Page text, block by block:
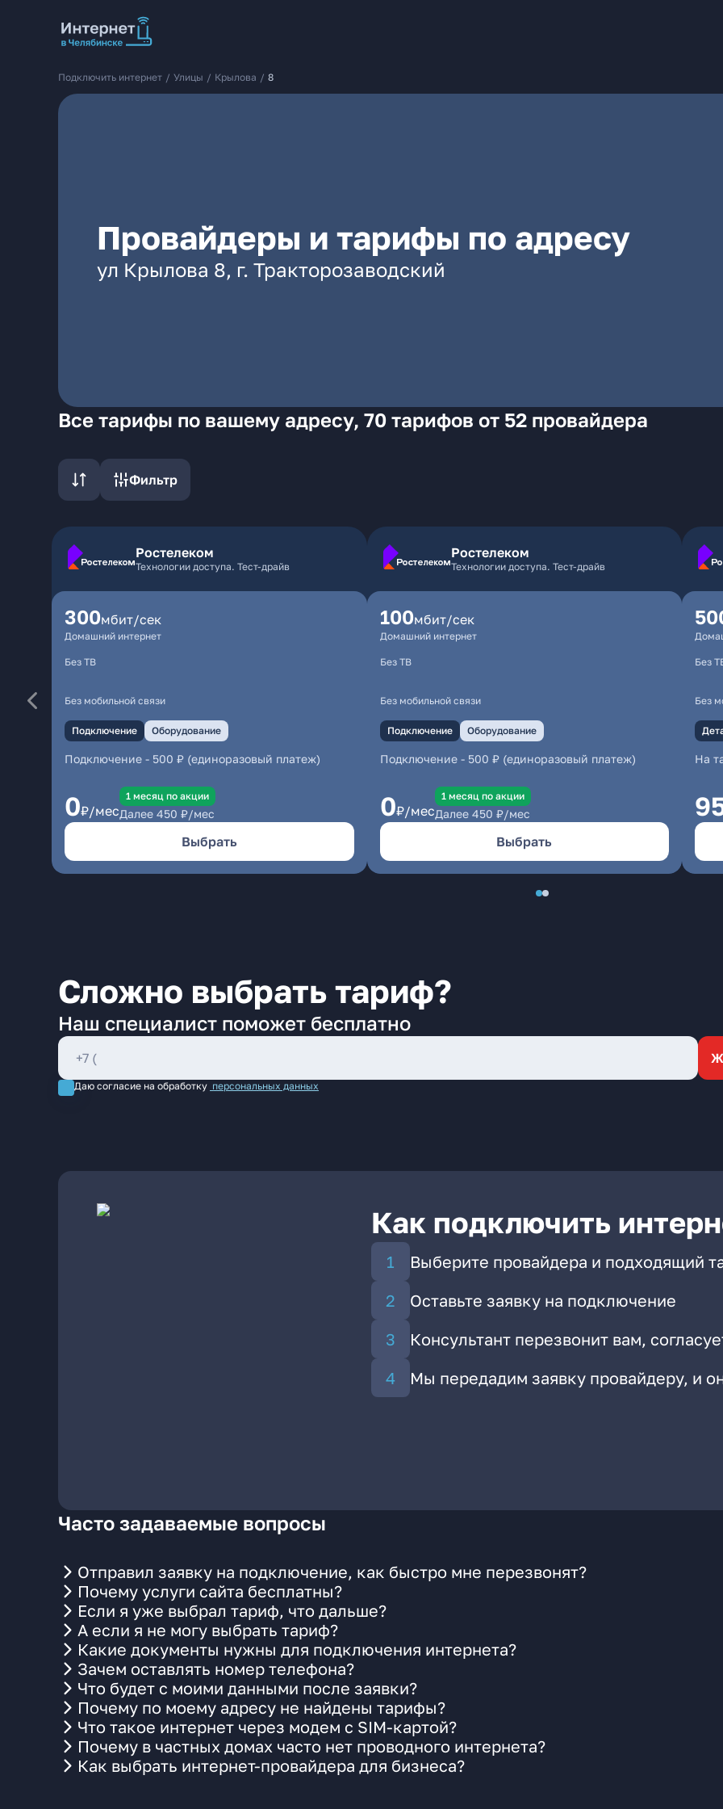
Подключить интернет / Улицы / Крылова / 8
Провайдеры и тарифы по адресу
ул Крылова 8, г. Тракторозаводский
Все тарифы по вашему адресу, 70 тарифов от 52 провайдера
Фильтр
Ростелеком
Технологии доступа. Тест-драйв
300мбит/сек
Домашний интернет
Без ТВ
Без мобильной связи
Подключение Оборудование
Подключение - 500 ₽ (единоразовый платеж)
0₽/мес
1 месяц по акции
Далее 450 ₽/мес
Выбрать
Ростелеком
Технологии доступа. Тест-драйв
100мбит/сек
Домашний интернет
Без ТВ
Без мобильной связи
Подключение Оборудование
Подключение- 500 ₽ (единоразовый платеж)
0₽/мес
1 месяц по акции
Далее 450 ₽/мес
Выбрать
Без
Без
На
Сложно выбрать тариф?
Наш специалист поможет бесплатно
Даю согласие на обработку персональных данных
Как подключить
Выберите провайдера и подходящий
Оставьте заявку на подключение
Консультант перезвонит вам,
Мы передадим заявку провайдеру, и
Часто задаваемые вопросы
Отправил заявку на подключение, как быстро мне перезвонят?
Почему услуги сайта бесплатны?
Если я уже выбрал тариф, что дальше?
А если я не могу выбрать тариф?
Какие документы нужны для подключения интернета?
Зачем оставлять номер телефона?
Что будет с моими данными после заявки?
Почему по моему адресу не найдены тарифы?
Что такое интернет через модем с SIM-картой?
Почему в частных домах часто нет проводного интернета?
Как выбрать интернет-провайдера для бизнеса?